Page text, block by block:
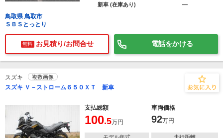
新車 (在庫あり)
―
鳥取県 鳥取市
ＳＢＳとっとり
無料 お見積り/お問合せ 電話をかける
スズキ 複数画像
スズキ Ｖ－ストローム６５０ＸＴ 新車
支払総額 車両価格
100.5万円 92万円